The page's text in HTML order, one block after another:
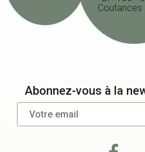
Coutances
Abonnez-vous à la